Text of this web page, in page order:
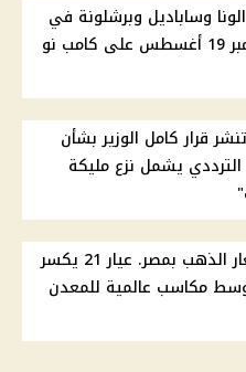
وساباديل وبرشلونة في
نو
قرار كامل الوزير بشأن
يشمل نزع مليكة
ارتفاع جديد بأسعار الذهب بمصر. عيار 21 يكسر